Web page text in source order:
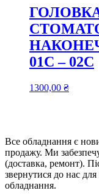
01С – 02C
1300,00 ₴
Все обладнання є
продажу. Ми
(доставка, ремонт).
звернутися до нас для
обладнання.